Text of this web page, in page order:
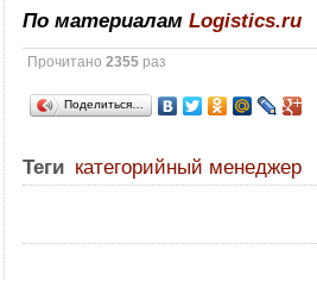
По материаламLogistics.ru
Прочитано2355 раз
Поделиться…
Теги категорийный менеджер